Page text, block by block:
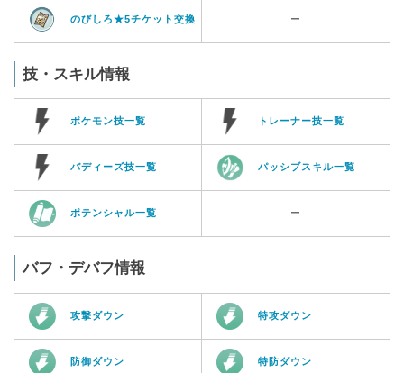
のびしろ★5チケット交換 ー
技・スキル情報
ポケモン技一覧 トレーナー技一覧
バディーズ技一覧 パッシブスキル一覧
ポテンシャル一覧 ー
バフ・デバフ情報
攻撃ダウン 特攻ダウン
防御ダウン 特防ダウン